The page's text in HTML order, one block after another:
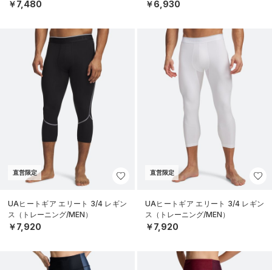
￥7,480 ￥6,930
直営限定
UAヒートギア エリート 3/4 レギン
ス（トレーニング/MEN）
￥7,920
直営限定
UAヒートギア エリート 3/4 レギン
ス（トレーニング/MEN）
￥7,920